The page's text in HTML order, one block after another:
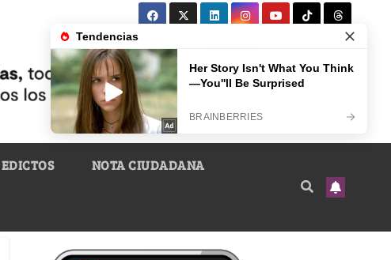
EDICTOS NOTA CIUDADANA